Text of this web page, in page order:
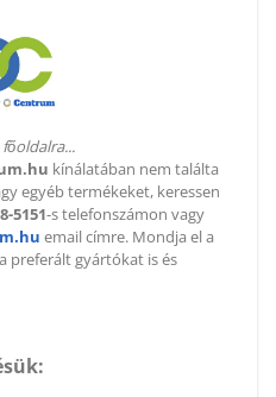
főoldalra...
kínálatában nem találta
egyéb termékeket, keressen
5151-s telefonszámon vagy
email címre. Mondja el a
preferált gyártókat is és